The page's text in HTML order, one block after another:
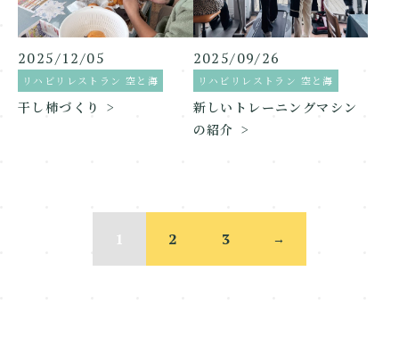
2025/12/05
リハビリレストラン 空と海
干し柿づくり
2025/09/26
リハビリレストラン 空と海
新しいトレーニングマシン
の紹介
1 2 3 →